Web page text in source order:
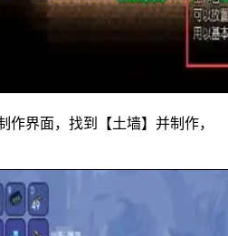
作界面，找到【土墙】并制作，